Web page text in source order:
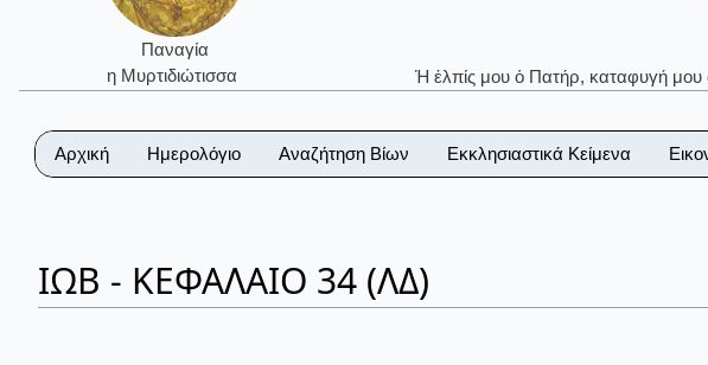
Παναγία
η Μυρτιδιώτισσα
Ἡ ἐλπίς μου ὁ Πατήρ, καταφυγή μου
Αρχική Ημερολόγιο Αναζήτηση Βίων Εκκλησιαστικά Κείμενα
ΙΩΒ - ΚΕΦΑΛΑΙΟ 34 (ΛΔ)